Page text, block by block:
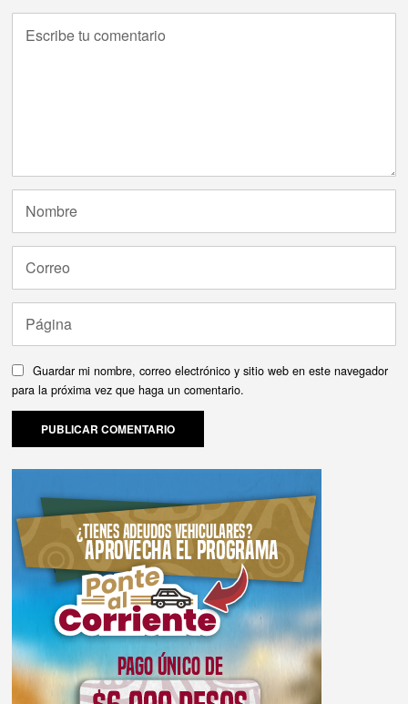
Guardar mi nombre, correo electrónico y sitio web en este navegador
para la próxima vez que haga un comentario.